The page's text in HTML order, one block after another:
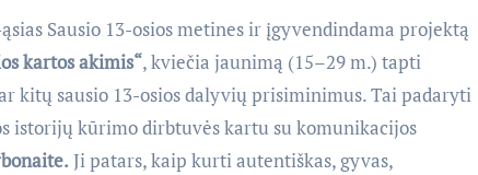
Sausio 13-osios metines ir įgyvendindama projektą
kartos akimis“, kviečia jaunimą (15–29 m.) tapti
kitų sausio 13-osios dalyvių prisiminimus. Tai padaryti
istorijų kūrimo dirbtuvės kartu su komunikacijos
Ji patars, kaip kurti autentiškas, gyvas,